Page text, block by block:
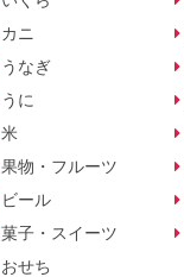
カニ
うなぎ
うに
米
果物・フルーツ
ビール
菓子・スイーツ
おせち